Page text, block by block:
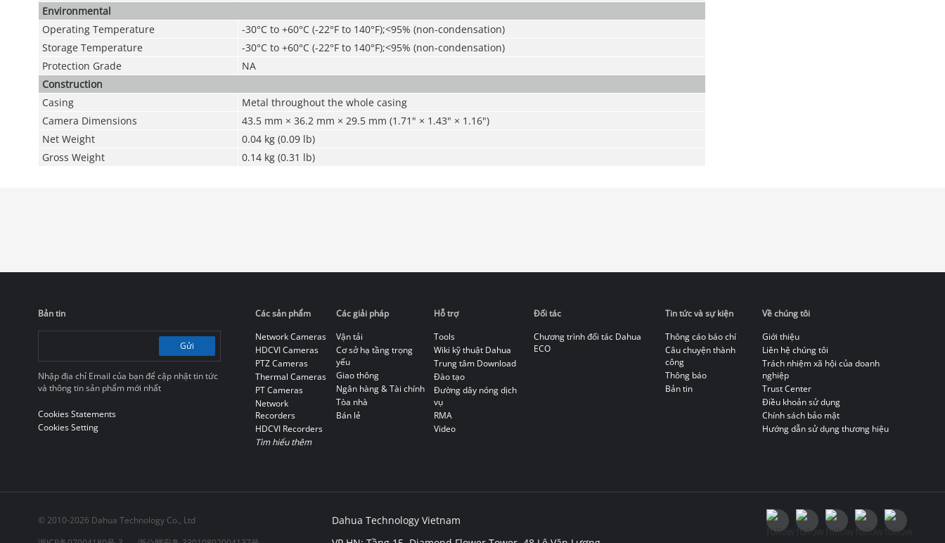
Environmental
Operating Temperature
-30°C to +60°C (-22°F to 140°F);<95% (non-condensation)
Storage Temperature
-30°C to +60°C (-22°F to 140°F);<95% (non-condensation)
Protection Grade
NA
Construction
Casing
Metal throughout the whole casing
Camera Dimensions
43.5 mm × 36.2 mm × 29.5 mm (1.71" × 1.43" × 1.16")
Net Weight
0.04 kg (0.09 lb)
Gross Weight
0.14 kg (0.31 lb)
Bản tin
Gửi
Nhập địa chỉ Email của bạn để cập nhật tin tức
và thông tin sản phẩm mới nhất
Cookies Statements
Cookies Setting
Các sản phẩm
Network Cameras
HDCVI Cameras
PTZ Cameras
Thermal Cameras
PT Cameras
Network
Recorders
HDCVI Recorders
Tìm hiểu thêm
Các giải pháp
Vận tải
Cơ sở hạ tầng trọng
yếu
Giao thông
Ngân hàng & Tài chính
Tòa nhà
Bán lẻ
Hỗ trợ
Tools
Wiki kỹ thuật Dahua
Trung tâm Download
Đào tạo
Đường dây nóng dịch
vụ
RMA
Video
Đối tác
Chương trình đối tác Dahua
ECO
Tin tức và sự kiện
Thông cáo báo chí
Câu chuyện thành
công
Thông báo
Bản tin
Về chúng tôi
Giới thiệu
Liên hệ chúng tôi
Trách nhiệm xã hội của doanh
nghiệp
Trust Center
Điều khoản sử dụng
Chính sách bảo mật
Hướng dẫn sử dụng thương hiệu
Dahua Technology Vietnam
© 2010-2026 Dahua Technology Co., Ltd